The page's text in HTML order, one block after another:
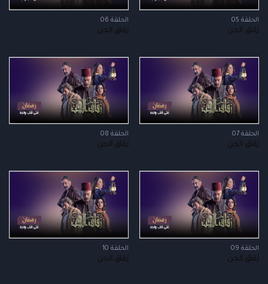
الحلقة 05
زقاق الجن
الحلقة 06
زقاق الجن
الحلقة 07
زقاق الجن
الحلقة 08
زقاق الجن
الحلقة 09
زقاق الجن
الحلقة 10
زقاق الجن